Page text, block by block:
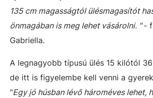
135 cm magasságtól ülésmagasítót
önmagában is meg lehet vásárolni. "-
Gabriella.
A legnagyobb típusú ülés 15 kilótól
de itt is figyelembe kell venni a
"Egy jó húsban lévő hároméves lehet,